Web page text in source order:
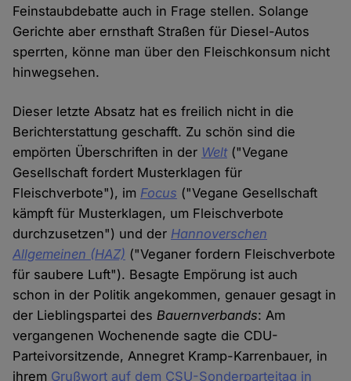
Feinstaubdebatte auch in Frage stellen. Solange
Gerichte aber ernsthaft Straßen für Diesel-Autos
sperrten, könne man über den Fleischkonsum nicht
hinwegsehen.
Dieser letzte Absatz hat es freilich nicht in die
Berichterstattung geschafft. Zu schön sind die
empörten Überschriften in der Welt("Vegane
Gesellschaft fordert Musterklagen für
Fleischverbote"), im Focus ("Vegane Gesellschaft
kämpft für Musterklagen, um Fleischverbote
durchzusetzen") und der Hannoverschen
Allgemeinen (HAZ) ("Veganer fordern Fleischverbote
für saubere Luft"). Besagte Empörung ist auch
schon in der Politik angekommen, genauer gesagt in
der Lieblingspartei desBauernverbands: Am
vergangenen Wochenende sagte die CDU-
Parteivorsitzende, Annegret Kramp-Karrenbauer, in
ihrem Grußwort auf dem CSU-Sonderparteitag in